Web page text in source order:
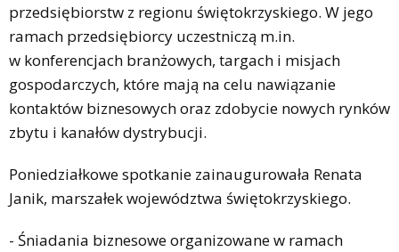
przedsiębiorstw z regionu świętokrzyskiego. W jego
ramach przedsiębiorcy uczestniczą m.in.
w konferencjach branżowych, targach i misjach
gospodarczych, które mają na celu nawiązanie
kontaktów biznesowych oraz zdobycie nowych rynków
zbytu i kanałów dystrybucji.
Poniedziałkowe spotkanie zainaugurowała Renata
Janik, marszałek województwa świętokrzyskiego.
- Śniadania biznesowe organizowane w ramach